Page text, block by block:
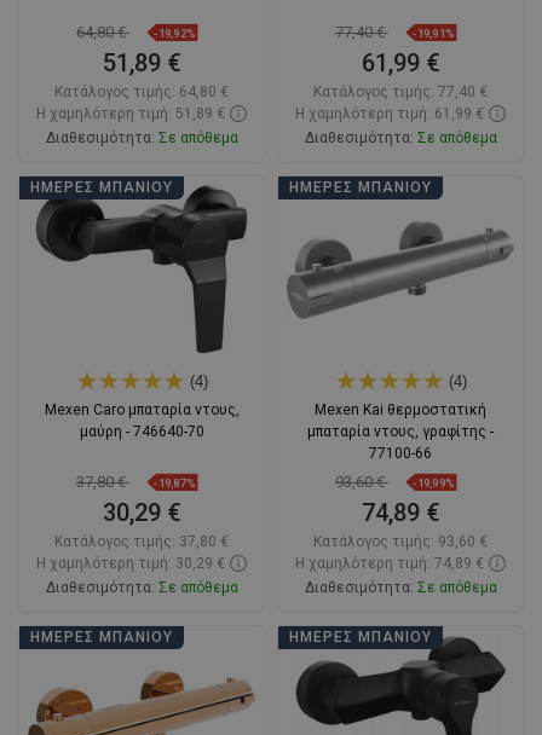
64,80 € -19,92%
51,89 €
Κατάλογος τιμής: 64,80 €
Η χαμηλότερη τιμή: 51,89 €
Διαθεσιμότητα: Σε απόθεμα
Στο καλάθι
Σύγκριση
77,40 € -19,91%
61,99 €
Κατάλογος τιμής: 77,40 €
Η χαμηλότερη τιμή: 61,99 €
Διαθεσιμότητα: Σε απόθεμα
Στο καλάθι
favorite_border Αγαπημένα
ΗΜΈΡΕΣ ΜΠΆΝΙΟΥ
(4)
Mexen Caro μπαταρία ντους,
μαύρη - 746640-70
37,80 € -19,87%
30,29 €
Κατάλογος τιμής: 37,80 €
Η χαμηλότερη τιμή: 30,29 €
Διαθεσιμότητα: Σε απόθεμα
Στο καλάθι
favorite_border Αγαπημένα
ΗΜΈΡΕΣ ΜΠΆΝΙΟΥ
(4)
Mexen Kai θερμοστατική
μπαταρία ντους, γραφίτης -
77100-66
93,60 € -19,99%
74,89 €
Κατάλογος τιμής: 93,60 €
Η χαμηλότερη τιμή: 74,89 €
Διαθεσιμότητα: Σε απόθεμα
Στο καλάθι
Αγαπημένα
Σύγκριση
ΗΜΈΡΕΣ ΜΠΆΝΙΟΥ ΗΜΈΡΕΣ ΜΠΆΝΙΟΥ